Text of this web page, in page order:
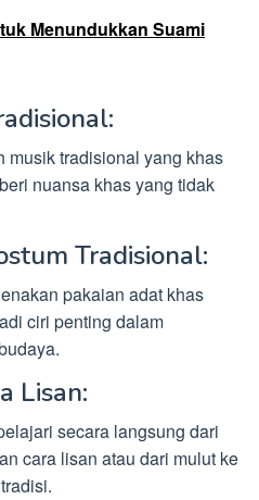
Menundukkan Suami
musik tradisional yang khas
nuansa khas yang tidak
Tradisional:
pakaian adat khas
ciri penting dalam
Lisan:
secara langsung dari
cara lisan atau dari mulut ke